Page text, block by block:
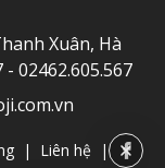
Xuân, Hà
- 02462.605.567
| Liên hệ |